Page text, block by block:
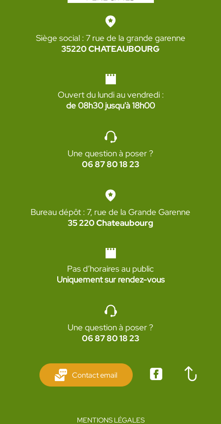
Siège social : 7 rue de la grande garenne
35220 CHATEAUBOURG
Ouvert du lundi au vendredi :
de 08h30 jusqu'à 18h00
Une question à poser ?
06 87 80 18 23
Bureau dépôt : 7, rue de la Grande Garenne
35 220 Chateaubourg
Pas d’horaires au public
Uniquement sur rendez-vous
Une question à poser ?
06 87 80 18 23
Contact email
MENTIONS LÉGALES